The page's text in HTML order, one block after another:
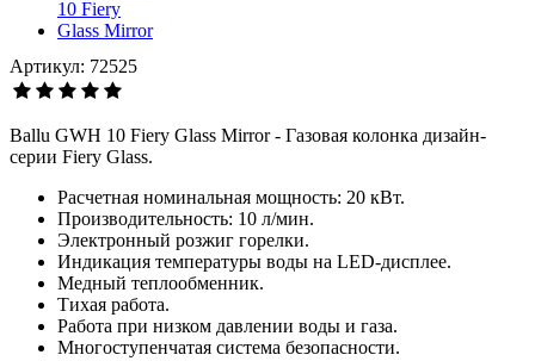
Артикул: 72525
Ballu GWH 10 Fiery Glass Mirror - Газовая колонка дизайн-
серии Fiery Glass.
Расчетная номинальная мощность: 20 кВт.
Производительность: 10 л/мин.
Электронный розжиг горелки.
Индикация температуры воды на LED-дисплее.
Медный теплообменник.
Тихая работа.
Работа при низком давлении воды и газа.
Многоступенчатая система безопасности.